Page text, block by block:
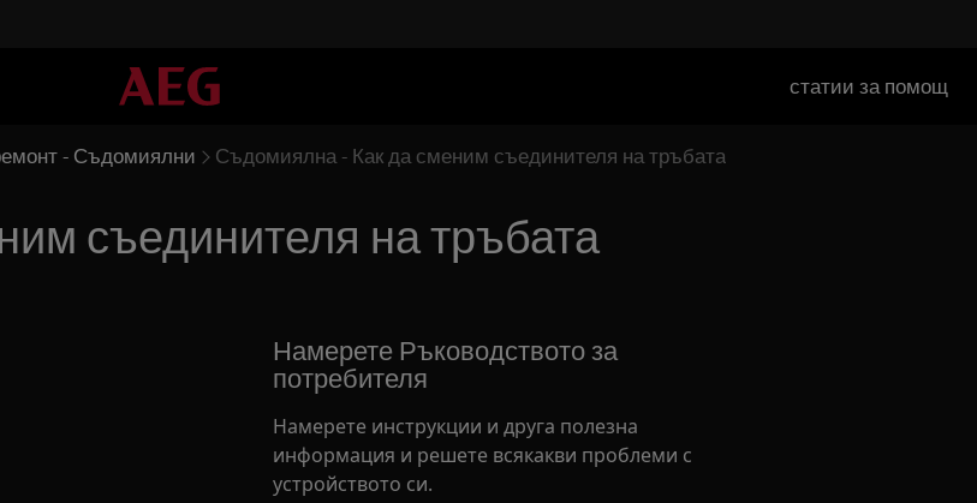
статии за помощ
- Съдомиялни Съдомиялна - Как да сменим съединителя на тръбата
съединителя на тръбата
Намерете Ръководството за
потребителя
Намерете инструкции и друга полезна
информация и решете всякакви проблеми с
устройството си.